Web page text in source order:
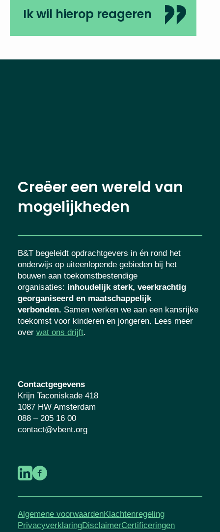
Ik wil hierop reageren
Creëer een wereld van
mogelijkheden
B&T begeleidt opdrachtgevers in én rond het
onderwijs op uiteenlopende gebieden bij het
bouwen aan toekomstbestendige
organisaties: inhoudelijk sterk, veerkrachtig
georganiseerd en maatschappelijk
verbonden. Samen werken we aan een kansrijke
toekomst voor kinderen en jongeren. Lees meer
over wat ons drijft.
Contactgegevens
Krijn Taconiskade 418
1087 HW Amsterdam
088 – 205 16 00
contact@vbent.org
Algemene voorwaardenKlachtenregeling
PrivacyverklaringDisclaimerCertificeringen